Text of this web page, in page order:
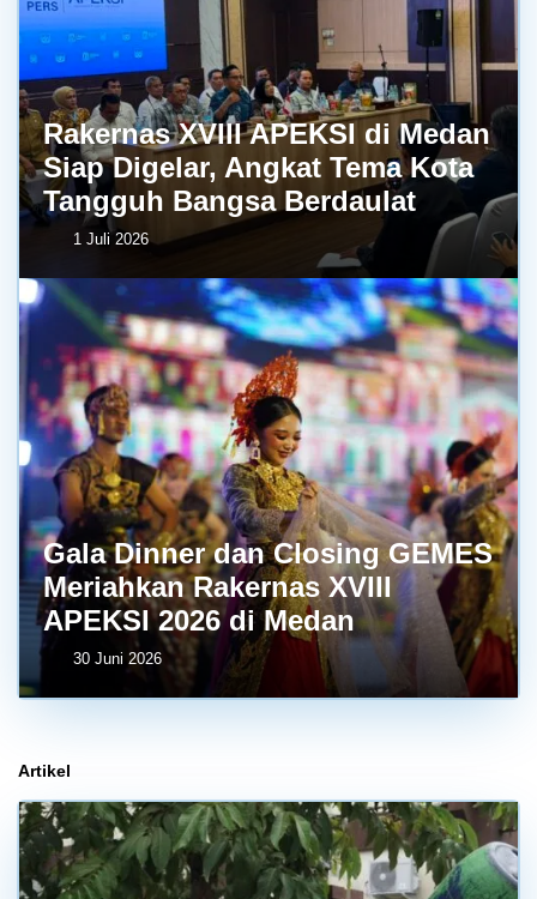
Rakernas XVIII APEKSI di Medan
Siap Digelar, Angkat Tema Kota
Tangguh Bangsa Berdaulat
1 Juli 2026
Gala Dinner dan Closing GEMES
Meriahkan Rakernas XVIII
APEKSI 2026 di Medan
30 Juni 2026
Artikel